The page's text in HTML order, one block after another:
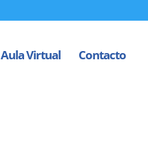
Aula Virtual Contacto